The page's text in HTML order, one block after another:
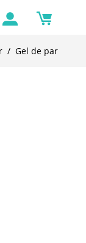
/ Gel de par